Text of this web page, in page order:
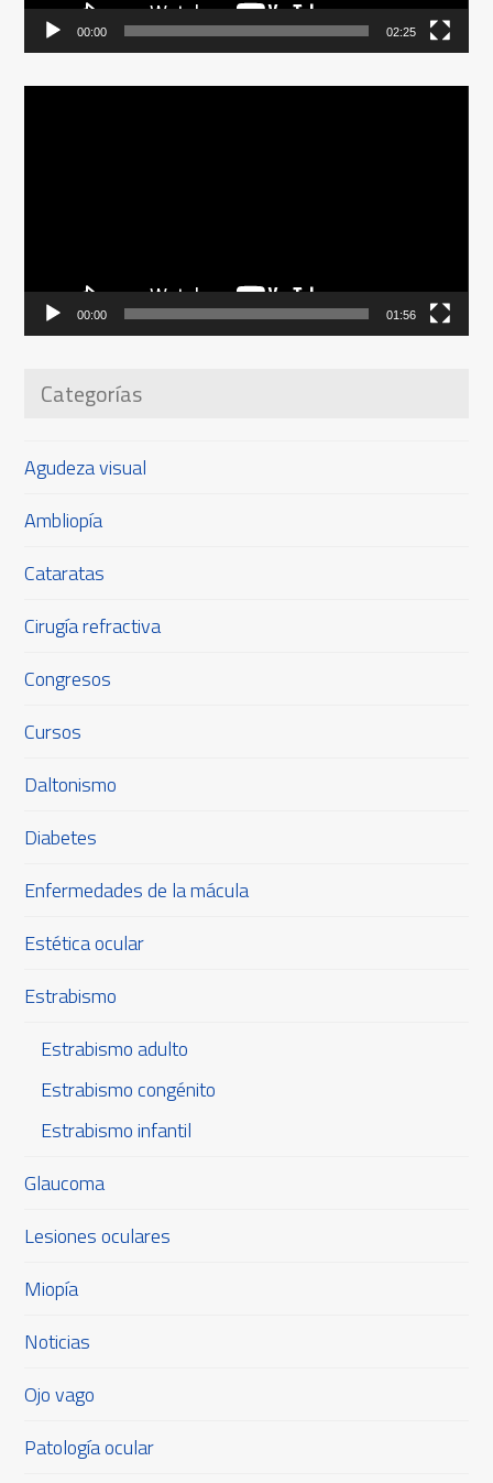
00:00 02:25
00:00 01:56
Categorías
Agudeza visual
Ambliopía
Cataratas
Cirugía refractiva
Congresos
Cursos
Daltonismo
Diabetes
Enfermedades de la mácula
Estética ocular
Estrabismo
Estrabismo adulto
Estrabismo congénito
Estrabismo infantil
Glaucoma
Lesiones oculares
Miopía
Noticias
Ojo vago
Patología ocular